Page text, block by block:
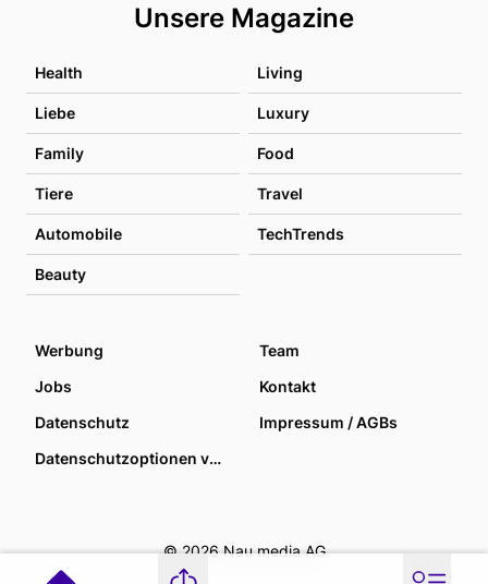
Unsere Magazine
Health Living
Liebe Luxury
Family Food
Tiere Travel
Automobile TechTrends
Beauty
Werbung
Team
Jobs
Kontakt
Datenschutz
Impressum / AGBs
Datenschutzoptionen verwalten
© 2026 Nau media AG